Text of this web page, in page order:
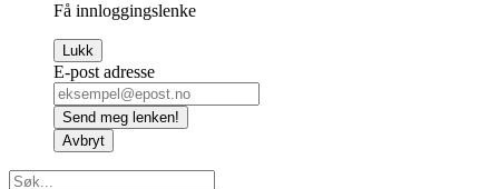
Få innloggingslenke
Lukk
E-post adresse
Send meg lenken!
Avbryt